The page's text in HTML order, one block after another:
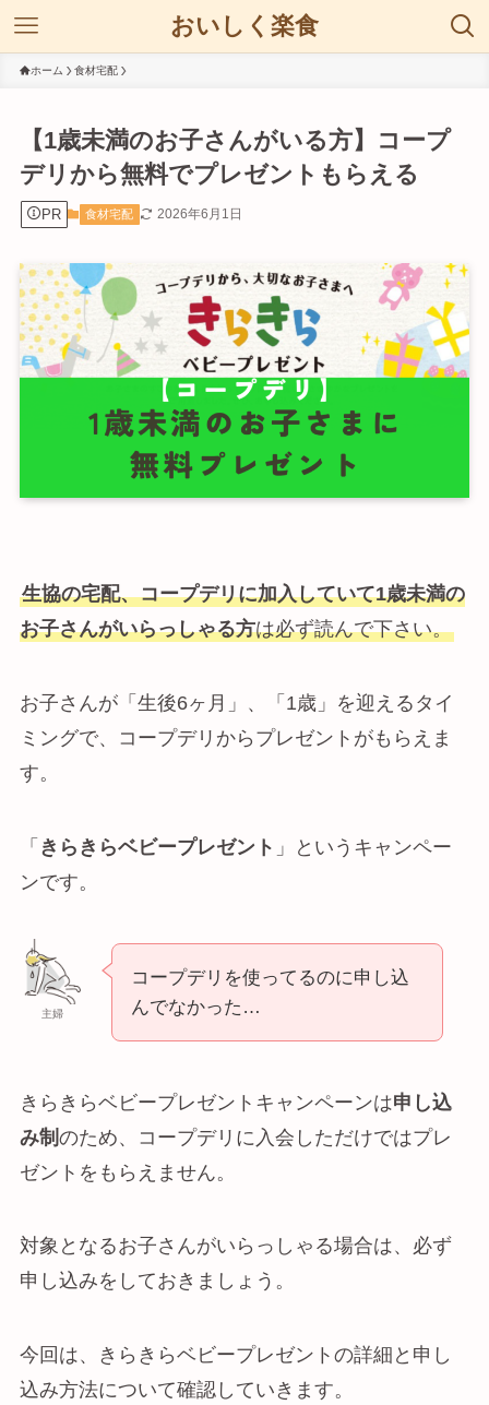
おいしく楽食
ホーム 食材宅配
【1歳未満のお子さんがいる方】コープ
デリから無料でプレゼントもらえる
PR 食材宅配 2026年6月1日
生協の宅配、コープデリに加入していて1歳未満の
お子さんがいらっしゃる方は必ず読んで下さい。
お子さんが「生後6ヶ月」、「1歳」を迎えるタイ
ミングで、コープデリからプレゼントがもらえま
す。
「 きらきらベビープレゼント 」というキャンペー
ンです。
主婦
コープデリを使ってるのに申し込
んでなかった…
きらきらベビープレゼントキャンペーンは申し込
み制 のため、コープデリに入会しただけではプレ
ゼントをもらえません。
対象となるお子さんがいらっしゃる場合は、必ず
申し込みをしておきましょう。
今回は、きらきらベビープレゼントの詳細と申し
込み方法について確認していきます。